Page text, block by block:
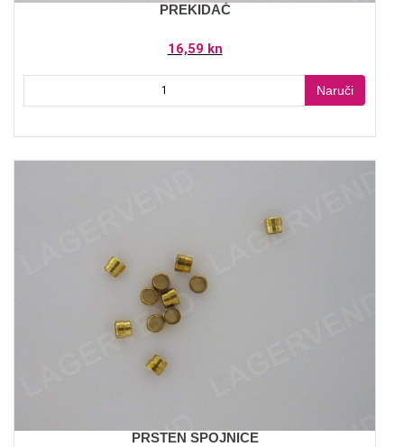
PREKIDAČ
16,59 kn
Naruči
PRSTEN SPOJNICE